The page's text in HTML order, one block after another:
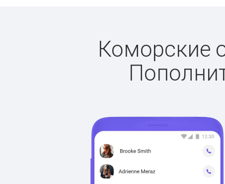
Коморские